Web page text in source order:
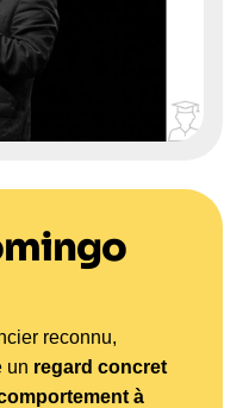
reconnu,
un regard concret
à